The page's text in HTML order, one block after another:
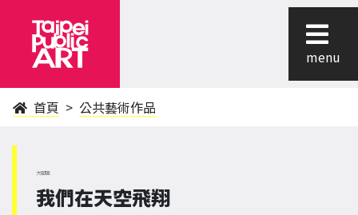
menu
首頁 公共藝術作品
大同區
我們在天空飛翔